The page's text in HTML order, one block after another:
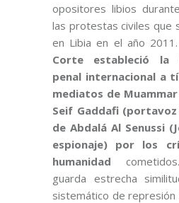
opositores libios
las protestas civiles que
en Libia en el año
Corte estableció la
penal internacional a
mediatos de
Seif Gaddafi
de Abdalá Al Senussi
espionaje) por los
humanidad
guarda estrecha
sistemático de